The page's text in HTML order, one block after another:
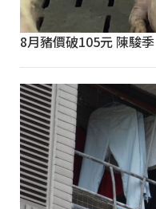
8月豬價破105元 陳駿